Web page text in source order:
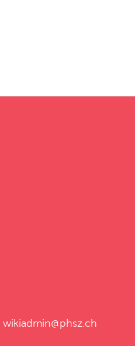
wikiadmin@phsz.ch